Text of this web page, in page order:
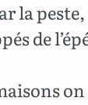
la
de